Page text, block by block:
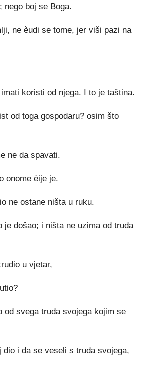
boj se Boga.
ne èudi se tome, jer viši pazi na
koristi od njega. I to je taština.
od toga gospodaru? osim što
ne da spavati.
onome èije je.
ne ostane ništa u ruku.
došao; i ništa ne uzima od truda
u vjetar,
od svega truda svojega kojim se
i da se veseli s truda svojega,